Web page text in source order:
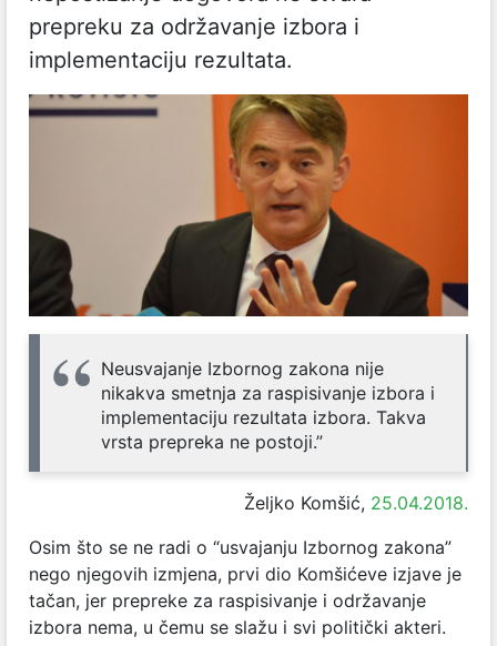
prepreku za održavanje izbora i
implementaciju rezultata.
Neusvajanje Izbornog zakona nije
nikakva smetnja za raspisivanje izbora i
implementaciju rezultata izbora. Takva
vrsta prepreka ne postoji.”
Željko Komšić, 25.04.2018.
Osim što se ne radi o “usvajanju Izbornog zakona”
nego njegovih izmjena, prvi dio Komšićeve izjave je
tačan, jer prepreke za raspisivanje i održavanje
izbora nema, u čemu se slažu i svi politički akteri.